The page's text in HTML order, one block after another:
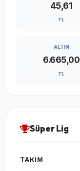
45,61
TL
ALTIN
6.665,00
TL
Süper Lig
TAKIM